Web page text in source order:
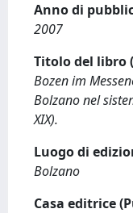
Anno di
2007
Titolo del libro
Bozen im
Bolzano nel
XIX).
Luogo di
Bolzano
Casa editrice